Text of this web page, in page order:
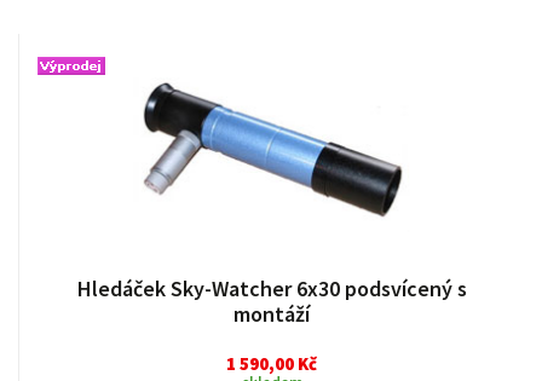
Hledáček Sky-Watcher 6x30 podsvícený s
montáží
1 590,00 Kč